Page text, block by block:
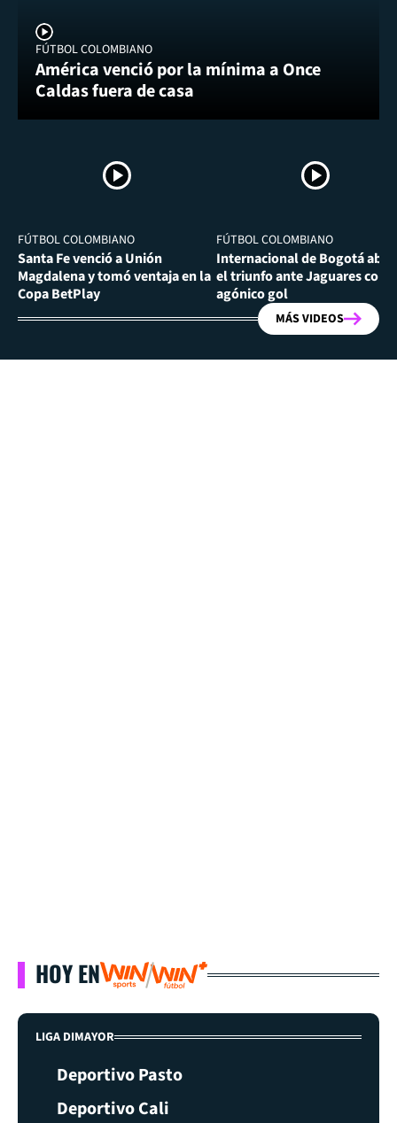
FÚTBOL COLOMBIANO
América venció por la mínima a Once
Caldas fuera de casa
FÚTBOL COLOMBIANO
Santa Fe venció a Unión
Magdalena y tomó ventaja en la
Copa BetPlay
FÚTBOL COLOMBIANO
Internacional de Bogotá
el triunfo ante Jaguares con
agónico gol
MÁS VIDEOS
HOY EN
LIGA DIMAYOR
Deportivo Pasto
Deportivo Cali